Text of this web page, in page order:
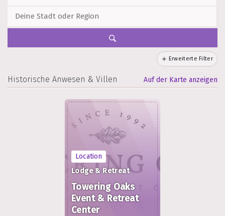
Erweiterte Filter
Historische Anwesen & Villen Auf der Karte anzeigen
Location
Lodge & Retreat
Towering Oaks
Event & Retreat
Center